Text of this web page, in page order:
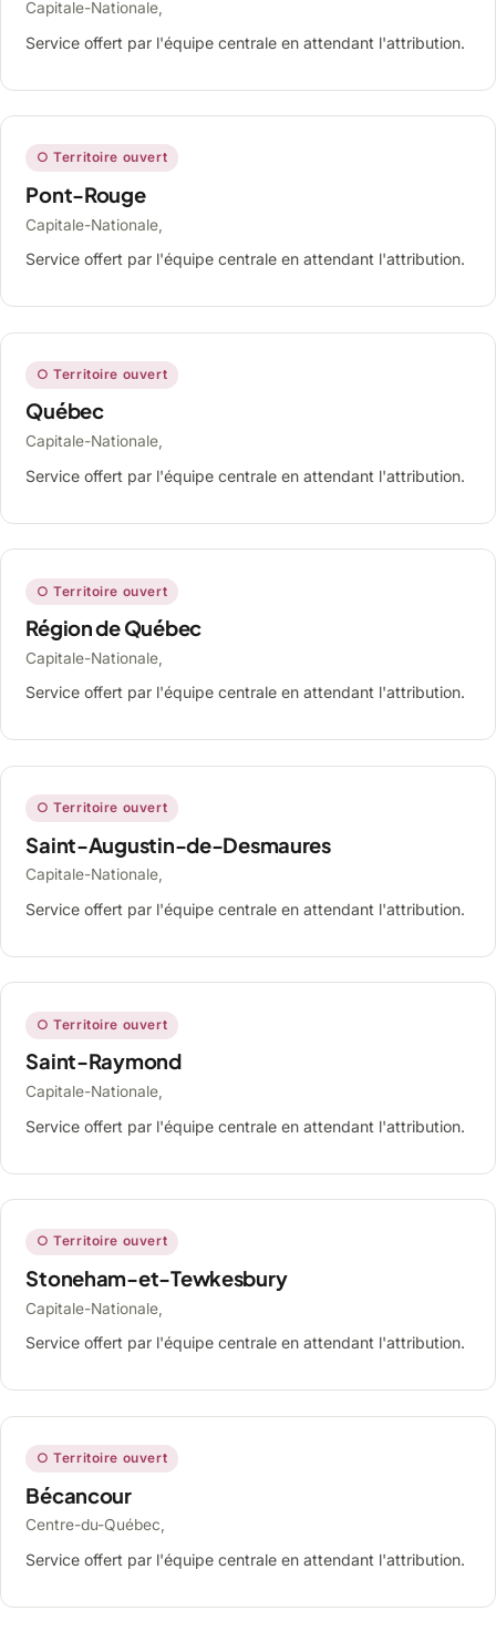
Capitale-Nationale,
Service offert par l'équipe centrale en attendant l'attribution.
○ Territoire ouvert
Pont-Rouge
Capitale-Nationale,
Service offert par l'équipe centrale en attendant l'attribution.
○ Territoire ouvert
Québec
Capitale-Nationale,
Service offert par l'équipe centrale en attendant l'attribution.
○ Territoire ouvert
Région de Québec
Capitale-Nationale,
Service offert par l'équipe centrale en attendant l'attribution.
○ Territoire ouvert
Saint-Augustin-de-Desmaures
Capitale-Nationale,
Service offert par l'équipe centrale en attendant l'attribution.
○ Territoire ouvert
Saint-Raymond
Capitale-Nationale,
Service offert par l'équipe centrale en attendant l'attribution.
○ Territoire ouvert
Stoneham-et-Tewkesbury
Capitale-Nationale,
Service offert par l'équipe centrale en attendant l'attribution.
○ Territoire ouvert
Bécancour
Centre-du-Québec,
Service offert par l'équipe centrale en attendant l'attribution.